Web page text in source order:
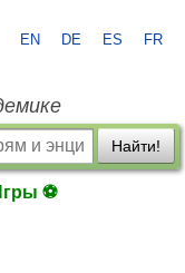
EN DE ES FR
Найти!
⚽